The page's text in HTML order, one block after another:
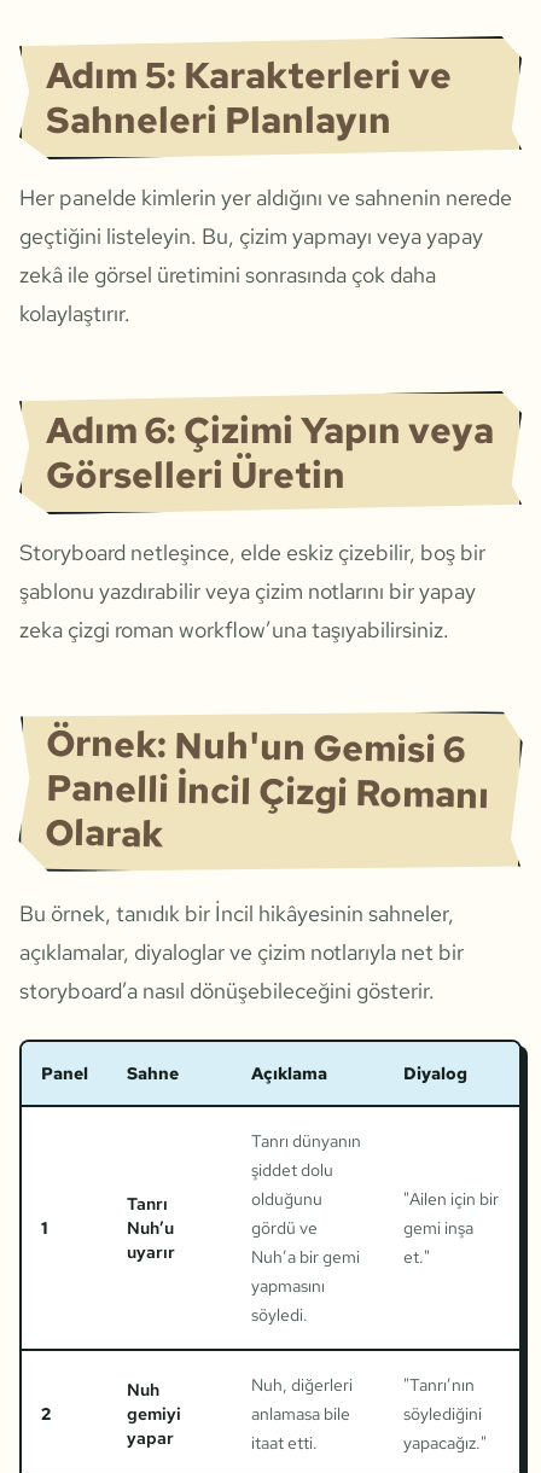
Adım 5: Karakterleri ve
Sahneleri Planlayın
Her panelde kimlerin yer aldığını ve sahnenin nerede
geçtiğini listeleyin. Bu, çizim yapmayı veya yapay
zekâ ile görsel üretimini sonrasında çok daha
kolaylaştırır.
Adım 6: Çizimi Yapın veya
Görselleri Üretin
Storyboard netleşince, elde eskiz çizebilir, boş bir
şablonu yazdırabilir veya çizim notlarını bir yapay
zeka çizgi roman workflow’una taşıyabilirsiniz.
Örnek: Nuh'un Gemisi 6
Panelli İncil Çizgi Romanı
Olarak
Bu örnek, tanıdık bir İncil hikâyesinin sahneler,
açıklamalar, diyaloglar ve çizim notlarıyla net bir
storyboard’a nasıl dönüşebileceğini gösterir.
Panel Sahne Açıklama Diyalog
1
Tanrı
Nuh’u
uyarır
Tanrı dünyanın
şiddet dolu
olduğunu
gördü ve
Nuh’a bir gemi
yapmasını
söyledi.
"Ailen için bir
gemi inşa
et."
2
Nuh
gemiyi
yapar
Nuh, diğerleri
anlamasa bile
itaat etti.
"Tanrı’nın
söylediğini
yapacağız."